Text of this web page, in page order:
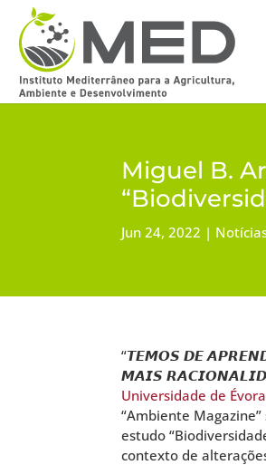
Miguel B.
Jun 24, 2022
“𝙏𝙀𝙈𝙊𝙎 𝘿𝙀
𝙈𝘼𝙄𝙎
Universidade de Évora
“Ambiente
estudo
contexto de